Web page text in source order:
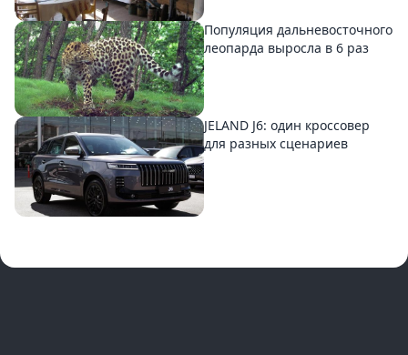
Популяция дальневосточного
леопарда выросла в 6 раз
JELAND J6: один кроссовер
для разных сценариев